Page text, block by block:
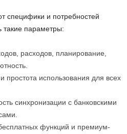
специфики и потребностей
параметры:
расходов, планирование,
простота использования для всех
синхронизации с банковскими
функций и премиум-